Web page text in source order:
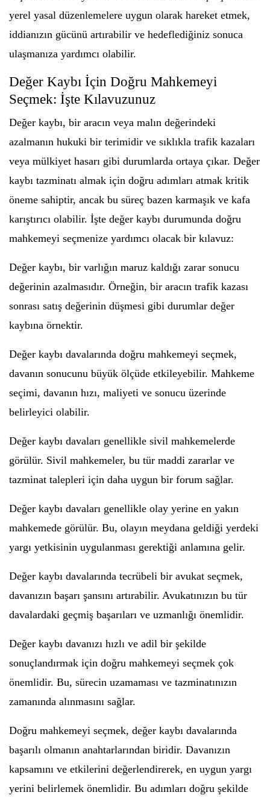
yerel yasal düzenlemelere uygun olarak hareket etmek,
iddianızın gücünü artırabilir ve hedeflediğiniz sonuca
ulaşmanıza yardımcı olabilir.
Değer Kaybı İçin Doğru Mahkemeyi
Seçmek: İşte Kılavuzunuz
Değer kaybı, bir aracın veya malın değerindeki
azalmanın hukuki bir terimidir ve sıklıkla trafik kazaları
veya mülkiyet hasarı gibi durumlarda ortaya çıkar. Değer
kaybı tazminatı almak için doğru adımları atmak kritik
öneme sahiptir, ancak bu süreç bazen karmaşık ve kafa
karıştırıcı olabilir. İşte değer kaybı durumunda doğru
mahkemeyi seçmenize yardımcı olacak bir kılavuz:
Değer kaybı, bir varlığın maruz kaldığı zarar sonucu
değerinin azalmasıdır. Örneğin, bir aracın trafik kazası
sonrası satış değerinin düşmesi gibi durumlar değer
kaybına örnektir.
Değer kaybı davalarında doğru mahkemeyi seçmek,
davanın sonucunu büyük ölçüde etkileyebilir. Mahkeme
seçimi, davanın hızı, maliyeti ve sonucu üzerinde
belirleyici olabilir.
Değer kaybı davaları genellikle sivil mahkemelerde
görülür. Sivil mahkemeler, bu tür maddi zararlar ve
tazminat talepleri için daha uygun bir forum sağlar.
Değer kaybı davaları genellikle olay yerine en yakın
mahkemede görülür. Bu, olayın meydana geldiği yerdeki
yargı yetkisinin uygulanması gerektiği anlamına gelir.
Değer kaybı davalarında tecrübeli bir avukat seçmek,
davanızın başarı şansını artırabilir. Avukatınızın bu tür
davalardaki geçmiş başarıları ve uzmanlığı önemlidir.
Değer kaybı davanızı hızlı ve adil bir şekilde
sonuçlandırmak için doğru mahkemeyi seçmek çok
önemlidir. Bu, sürecin uzamaması ve tazminatınızın
zamanında alınmasını sağlar.
Doğru mahkemeyi seçmek, değer kaybı davalarında
başarılı olmanın anahtarlarından biridir. Davanızın
kapsamını ve etkilerini değerlendirerek, en uygun yargı
yerini belirlemek önemlidir. Bu adımları doğru şekilde